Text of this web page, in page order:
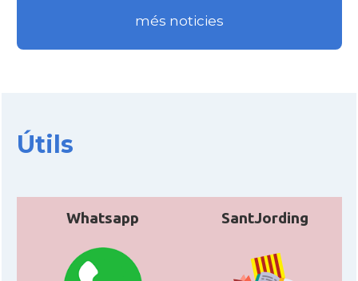
més noticies
Útils
Whatsapp SantJording